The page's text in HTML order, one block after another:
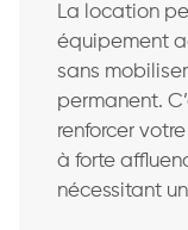
La location
équipement
sans
permanent.
renforcer
à forte
nécessitant